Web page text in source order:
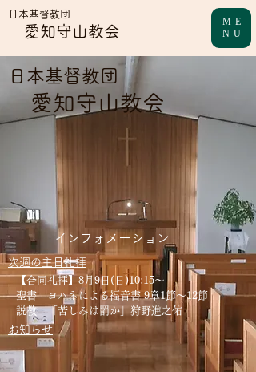
ME
NU
日本基督教団
愛知守山教会
日本基督教団
愛知守山教会
​インフォメーション
次週の主日礼拝
【合同礼拝】8月9日(日)10:15～
聖書 ヨハネによる福音書 9章1節～12節
説教 「苦しみは罰か」狩野進之佑
お知らせ